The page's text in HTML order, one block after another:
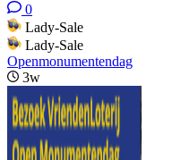
0
Lady-Sale
Lady-Sale
Openmonumentendag
3w